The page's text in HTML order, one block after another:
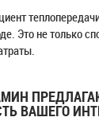
Это не только
ВАШЕГО